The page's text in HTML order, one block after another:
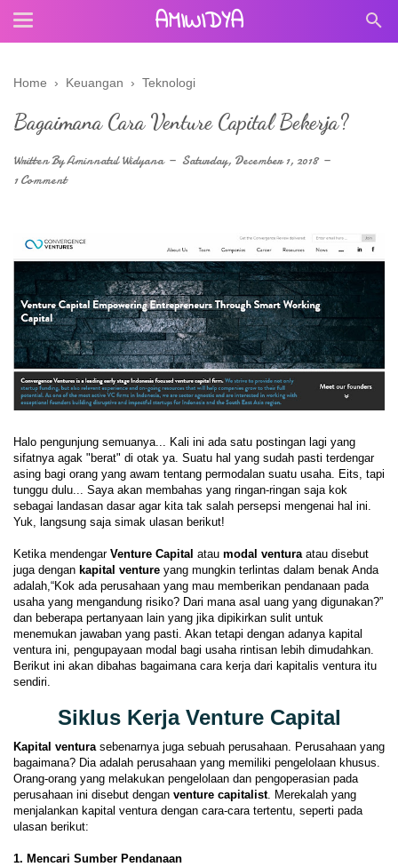
AMIWIDYA
Home › Keuangan › Teknologi
Bagaimana Cara Venture Capital Bekerja?
Written ByAminnatul Widyana
Saturday, December 1, 2018
1 Comment
Halo pengunjung semuanya... Kali ini ada satu postingan lagi yang
sifatnya agak "berat" di otak ya. Suatu hal yang sudah pasti terdengar
asing bagi orang yang awam tentang permodalan suatu usaha. Eits, tapi
tunggu dulu... Saya akan membahas yang ringan-ringan saja kok
sebagai landasan dasar agar kita tak salah persepsi mengenai hal ini.
Yuk, langsung saja simak ulasan berikut!
Ketika mendengar Venture Capital atau modal ventura atau disebut
juga dengan kapital venture yang mungkin terlintas dalam benak Anda
adalah,“Kok ada perusahaan yang mau memberikan pendanaan pada
usaha yang mengandung risiko? Dari mana asal uang yang digunakan?”
dan beberapa pertanyaan lain yang jika dipikirkan sulit untuk
menemukan jawaban yang pasti. Akan tetapi dengan adanya kapital
ventura ini, pengupayaan modal bagi usaha rintisan lebih dimudahkan.
Berikut ini akan dibahas bagaimana cara kerja dari kapitalis ventura itu
sendiri.
Siklus Kerja Venture Capital
Kapital venturasebenarnya juga sebuah perusahaan. Perusahaan yang
bagaimana? Dia adalah perusahaan yang memiliki pengelolaan khusus.
Orang-orang yang melakukan pengelolaan dan pengoperasian pada
perusahaan ini disebut dengan venture capitalist. Merekalah yang
menjalankan kapital ventura dengan cara-cara tertentu, seperti pada
ulasan berikut:
1. Mencari Sumber Pendanaan